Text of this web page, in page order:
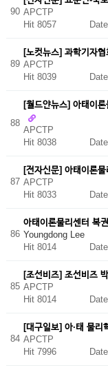
90 APCTP
Hit 8057
89
[노컷뉴스] 과학기자
APCTP
Hit 8039
88
[월드얀뉴스] 아태이론
APCTP
Hit 8038
87
[전자신문] 아태이론
APCTP
Hit 8033
86
아태이론물리센터 복
Youngdong Lee
Hit 8014
85
[조선비즈] 조선비즈
APCTP
Hit 8014
84
[대구일보] 아·태 물리
APCTP
Hit 7996